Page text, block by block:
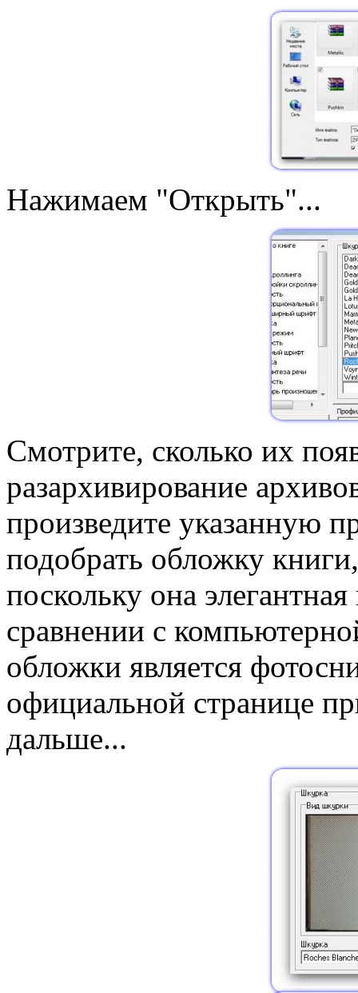
Нажимаем "Открыть"...
Смотрите, сколько их
разархивирование
произведите указанную
подобрать обложку
поскольку она
сравнении с
обложки является
официальной странице
дальше...